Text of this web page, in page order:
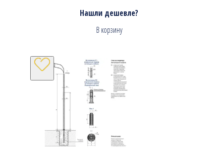
Нашли дешевле?
В корзину